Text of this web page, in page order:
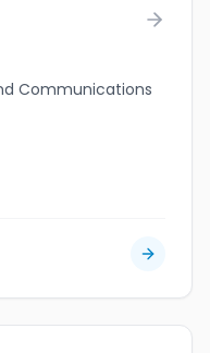
Communications